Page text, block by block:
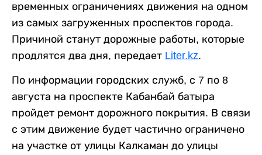
временных ограничениях движения на одном
из самых загруженных проспектов города.
Причиной станут дорожные работы, которые
продлятся два дня, передает Liter.kz.
По информации городских служб, с 7 по 8
августа на проспекте Кабанбай батыра
пройдет ремонт дорожного покрытия. В связи
с этим движение будет частично ограничено
на участке от улицы Калкаман до улицы